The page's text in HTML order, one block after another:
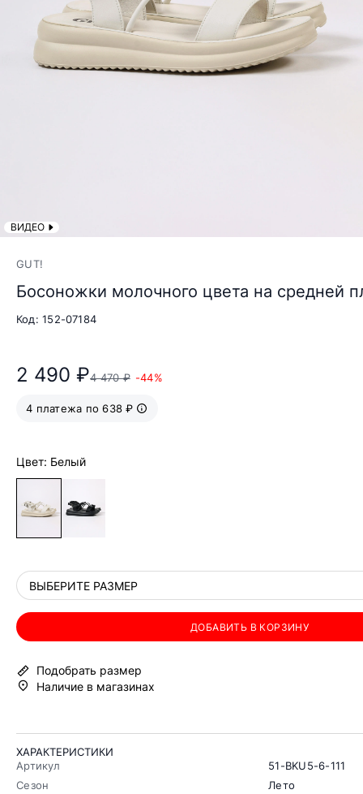
ВИДЕО
GUT!
Босоножки молочного цвета на средней
Код: 152-07184
2 490 ₽4 470 ₽ -44%
4 платежа по 638 ₽
Цвет: Белый
ВЫБЕРИТЕ РАЗМЕР
ДОБАВИТЬ В КОРЗИНУ
Подобрать размер
Наличие в магазинах
ХАРАКТЕРИСТИКИ
Артикул
51-BKU5-6-111
Сезон
Лето